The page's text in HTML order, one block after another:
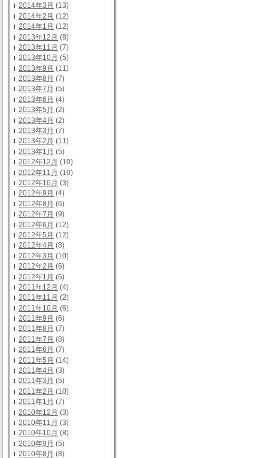
2014年3月 (13)
2014年2月 (12)
2014年1月 (12)
2013年12月 (8)
2013年11月 (7)
2013年10月 (5)
2013年9月 (11)
2013年8月 (7)
2013年7月 (5)
2013年6月 (4)
2013年5月 (2)
2013年4月 (2)
2013年3月 (7)
2013年2月 (11)
2013年1月 (5)
2012年12月 (10)
2012年11月 (10)
2012年10月 (3)
2012年9月 (4)
2012年8月 (6)
2012年7月 (9)
2012年6月 (12)
2012年5月 (12)
2012年4月 (8)
2012年3月 (10)
2012年2月 (6)
2012年1月 (6)
2011年12月 (4)
2011年11月 (2)
2011年10月 (6)
2011年9月 (6)
2011年8月 (7)
2011年7月 (8)
2011年6月 (7)
2011年5月 (14)
2011年4月 (3)
2011年3月 (5)
2011年2月 (10)
2011年1月 (7)
2010年12月 (3)
2010年11月 (3)
2010年10月 (8)
2010年9月 (5)
2010年8月 (8)